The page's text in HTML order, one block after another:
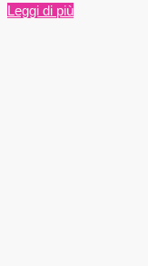
Leggi di più